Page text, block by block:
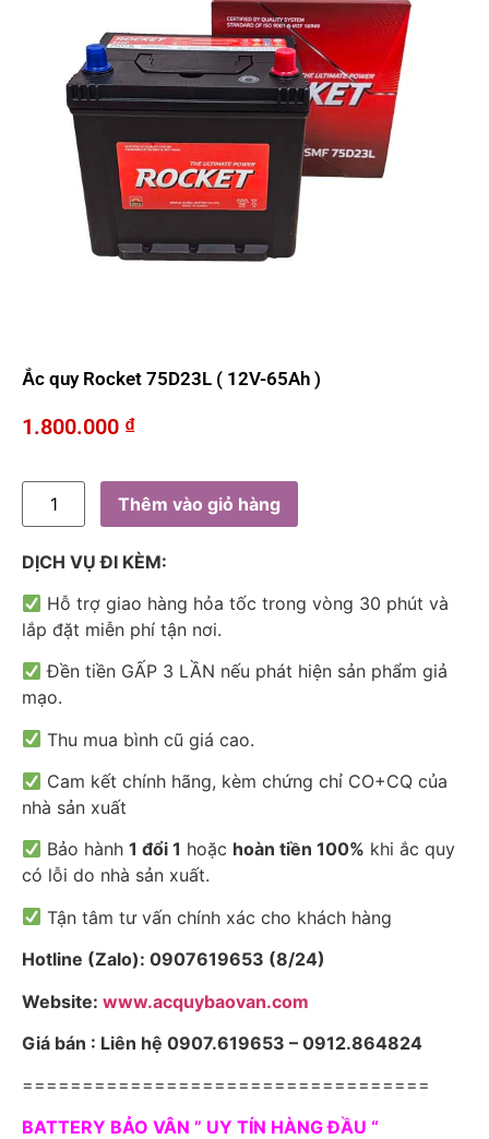
Ắc quy Rocket 75D23L ( 12V-65Ah )
1.800.000 ₫
Thêm vào giỏ hàng
DỊCH VỤ ĐI KÈM:
Hỗ trợ giao hàng hỏa tốc trong vòng 30 phút và
lắp đặt miễn phí tận nơi.
Đền tiền GẤP 3 LẦN nếu phát hiện sản phẩm giả
mạo.
Thu mua bình cũ giá cao.
Cam kết chính hãng, kèm chứng chỉ CO+CQ của
nhà sản xuất
Bảo hành1 đổi 1 hoặc hoàn tiền 100% khi ắc quy
có lỗi do nhà sản xuất.
Tận tâm tư vấn chính xác cho khách hàng
Hotline (Zalo): 0907619653 (8/24)
Website: www.acquybaovan.com
Giá bán : Liên hệ 0907.619653 – 0912.864824
==================================
BATTERY BẢO VÂN ” UY TÍN HÀNG ĐẦU “